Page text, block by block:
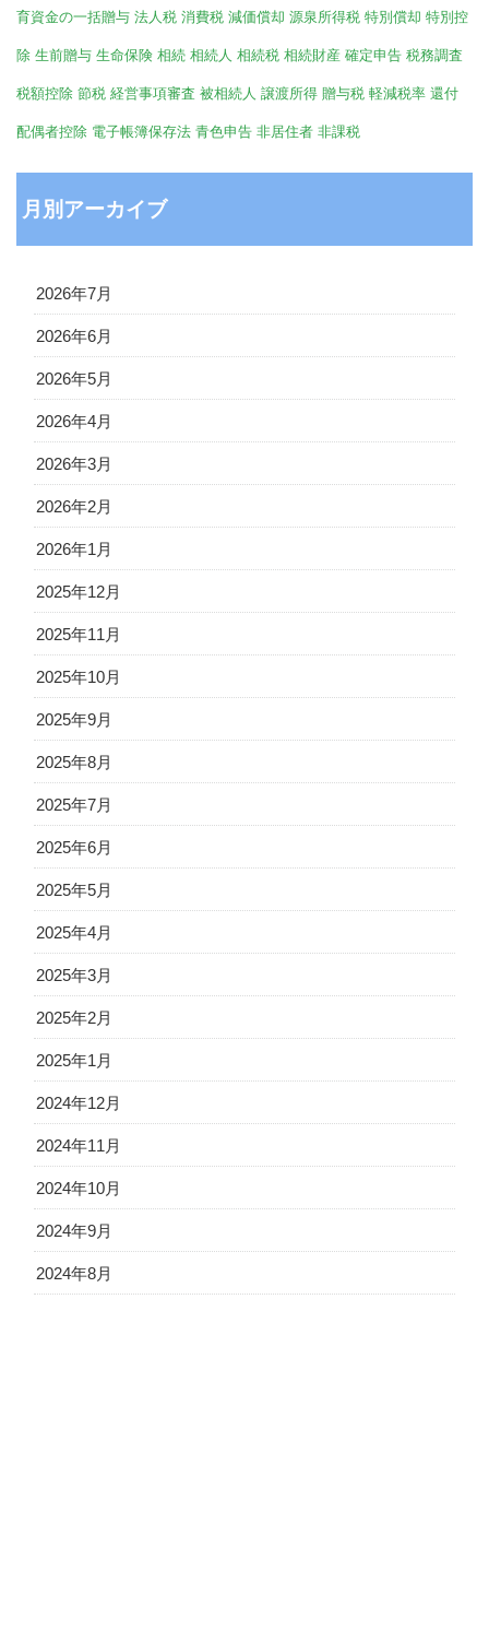
育資金の一括贈与 法人税 消費税 減価償却 源泉所得税 特別償却 特別控
除 生前贈与 生命保険 相続 相続人 相続税 相続財産 確定申告 税務調査
税額控除 節税 経営事項審査 被相続人 譲渡所得 贈与税 軽減税率 還付
配偶者控除 電子帳簿保存法 青色申告 非居住者 非課税
月別アーカイブ
2026年7月
2026年6月
2026年5月
2026年4月
2026年3月
2026年2月
2026年1月
2025年12月
2025年11月
2025年10月
2025年9月
2025年8月
2025年7月
2025年6月
2025年5月
2025年4月
2025年3月
2025年2月
2025年1月
2024年12月
2024年11月
2024年10月
2024年9月
2024年8月